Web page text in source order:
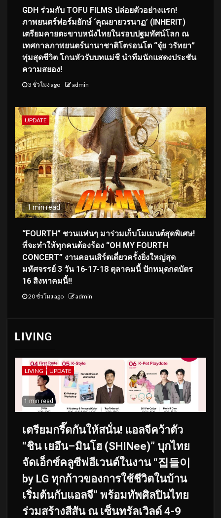
GDH ร่วมกับ TOFU FILMS ปล่อยตัวอย่างแรก!
ภาพยนตร์ฟอร์มยักษ์ ‘คุณยายวรนาฏ’ (INHERIT)
เตรียมคายตะขาบหนังไทยในรอบปฐมทัศน์โลก ณ
เทศกาลภาพยนตร์นานาชาติโตรอนโต “จุ๋ย วรัทยา”
ทุ่มสุดชีวิต โกนหัวรับบทแม่ชี นำทีมนักแสดงประชัน
ความสยอง!
3 ชั่วโมง ago admin
UPDATE
1 min read
“FOURTH” ชวนแฟนๆ มาร่วมเก็บโมเมนต์สุดพิเศษ!
ที่จะทำให้ทุกคนต้องร้อง “OH MY FOURTH
CONCERT” งานคอนเสิร์ตเดี่ยวครั้งยิ่งใหญ่สุด
มหัศจรรย์ 3 วัน 16-17-18 ตุลาคมนี้ ปักหมุดกดบัตร
16 สิงหาคมนี้!!
20 ชั่วโมง ago admin
LIVING
LIVING UPDATE
1 min read
เตรียมกรี๊ดกันให้สนั่น! แอลจีคว้าตัว
“ชิน เยอึน–มินโฮ (SHINee)” บุกไทย
จัดเอ็กซ์คลูซีฟอีเวนต์ในงาน “집들이
by LG ทุกก้าวของการใช้ชีวิตในบ้าน
เริ่มต้นกับแอลจี” พร้อมทัพศิลปินไทย
ร่วมสร้างสีสัน ณ เซ็นทรัลเวิลด์ 4-9